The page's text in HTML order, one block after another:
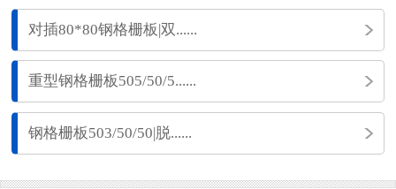
对插80*80钢格栅板|双......
重型钢格栅板505/50/5......
钢格栅板503/50/50|脱......